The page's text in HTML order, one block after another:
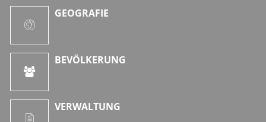
GEOGRAFIE
BEVÖLKERUNG
VERWALTUNG